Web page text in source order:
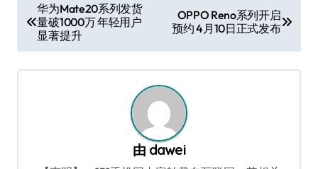
章
导
航
华为Mate20系列发货
量破1000万 年轻用户
显著提升
OPPO Reno系列开启
预约 4月10日正式发布
由 dawei